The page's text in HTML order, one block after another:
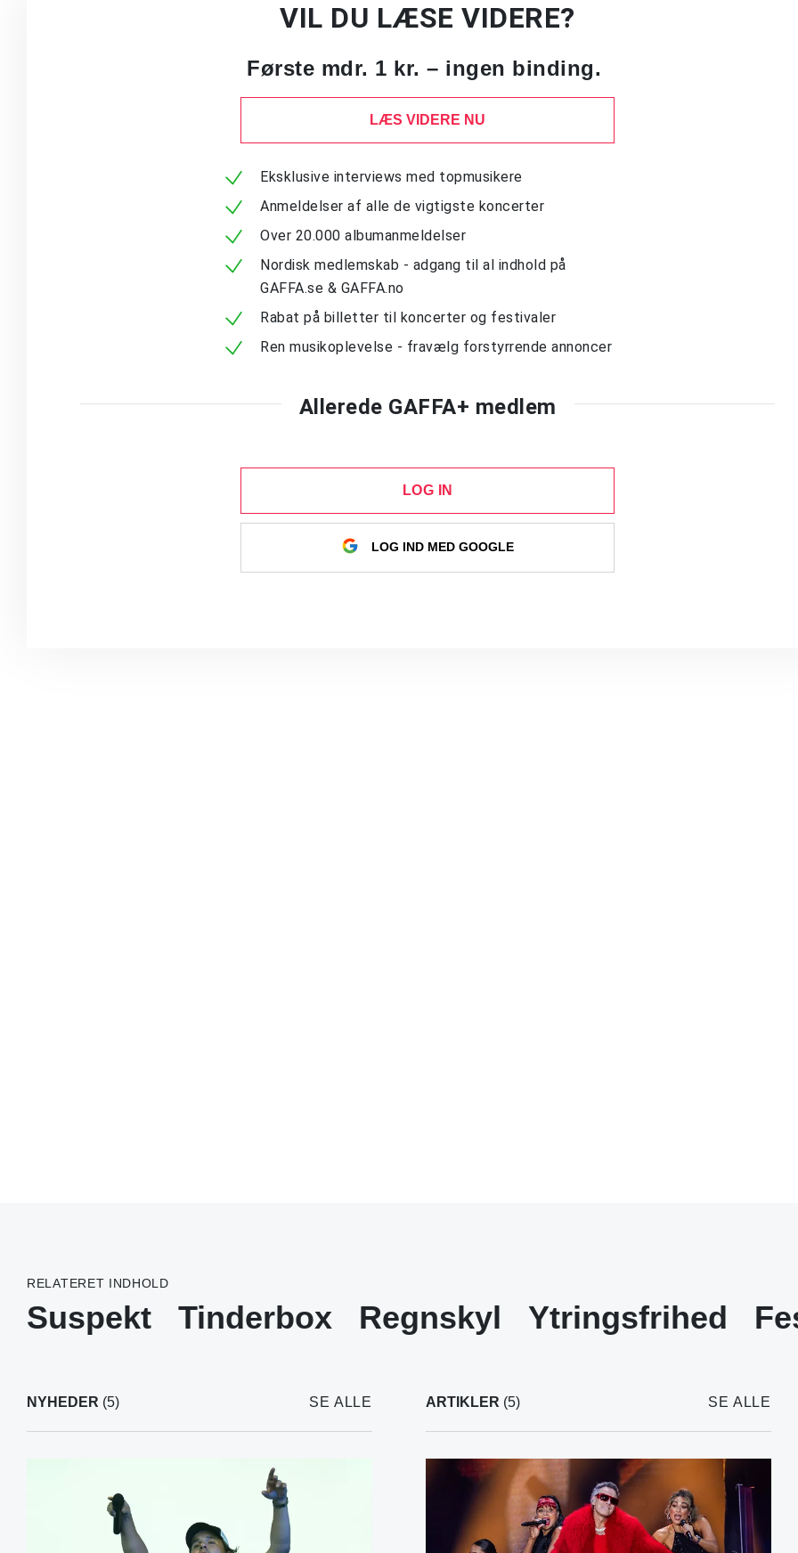
VIL DU LÆSE VIDERE?
Første mdr. 1 kr. – ingen binding.
LÆS VIDERE NU
Eksklusive interviews med topmusikere
Anmeldelser af alle de vigtigste koncerter
Over 20.000 albumanmeldelser
Nordisk medlemskab - adgang til al indhold på
GAFFA.se & GAFFA.no
Rabat på billetter til koncerter og festivaler
Ren musikoplevelse - fravælg forstyrrende annoncer
Allerede GAFFA+ medlem
LOG IN
LOG IND MED GOOGLE
RELATERET INDHOLD
Suspekt Tinderbox Regnskyl Ytringsfrihed
NYHEDER (5) SE ALLE ARTIKLER (5) SE ALLE